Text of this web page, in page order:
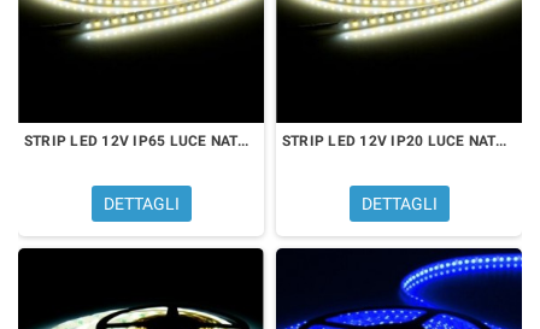
STRIP LED 12V IP65 LUCE NATURALE
DETTAGLI
STRIP LED 12V IP20 LUCE NATURALE
DETTAGLI